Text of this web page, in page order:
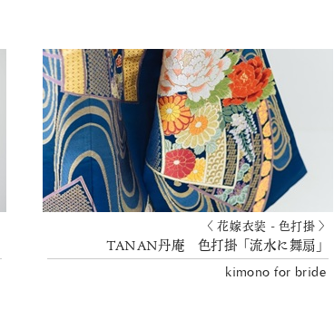
〈 花嫁衣装 - 色打掛 〉
TANAN丹庵 色打掛「流水に舞扇」
kimono for bride